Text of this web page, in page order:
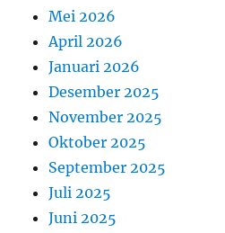
Mei 2026
April 2026
Januari 2026
Desember 2025
November 2025
Oktober 2025
September 2025
Juli 2025
Juni 2025